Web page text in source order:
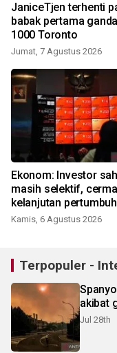
JaniceTjen terhenti
babak pertama
1000 Toronto
Jumat, 7 Agustus 2026
Ekonom: Investor
masih selektif,
kelanjutan
Kamis, 6 Agustus 2026
Terpopuler -
akibat
Jul 28th